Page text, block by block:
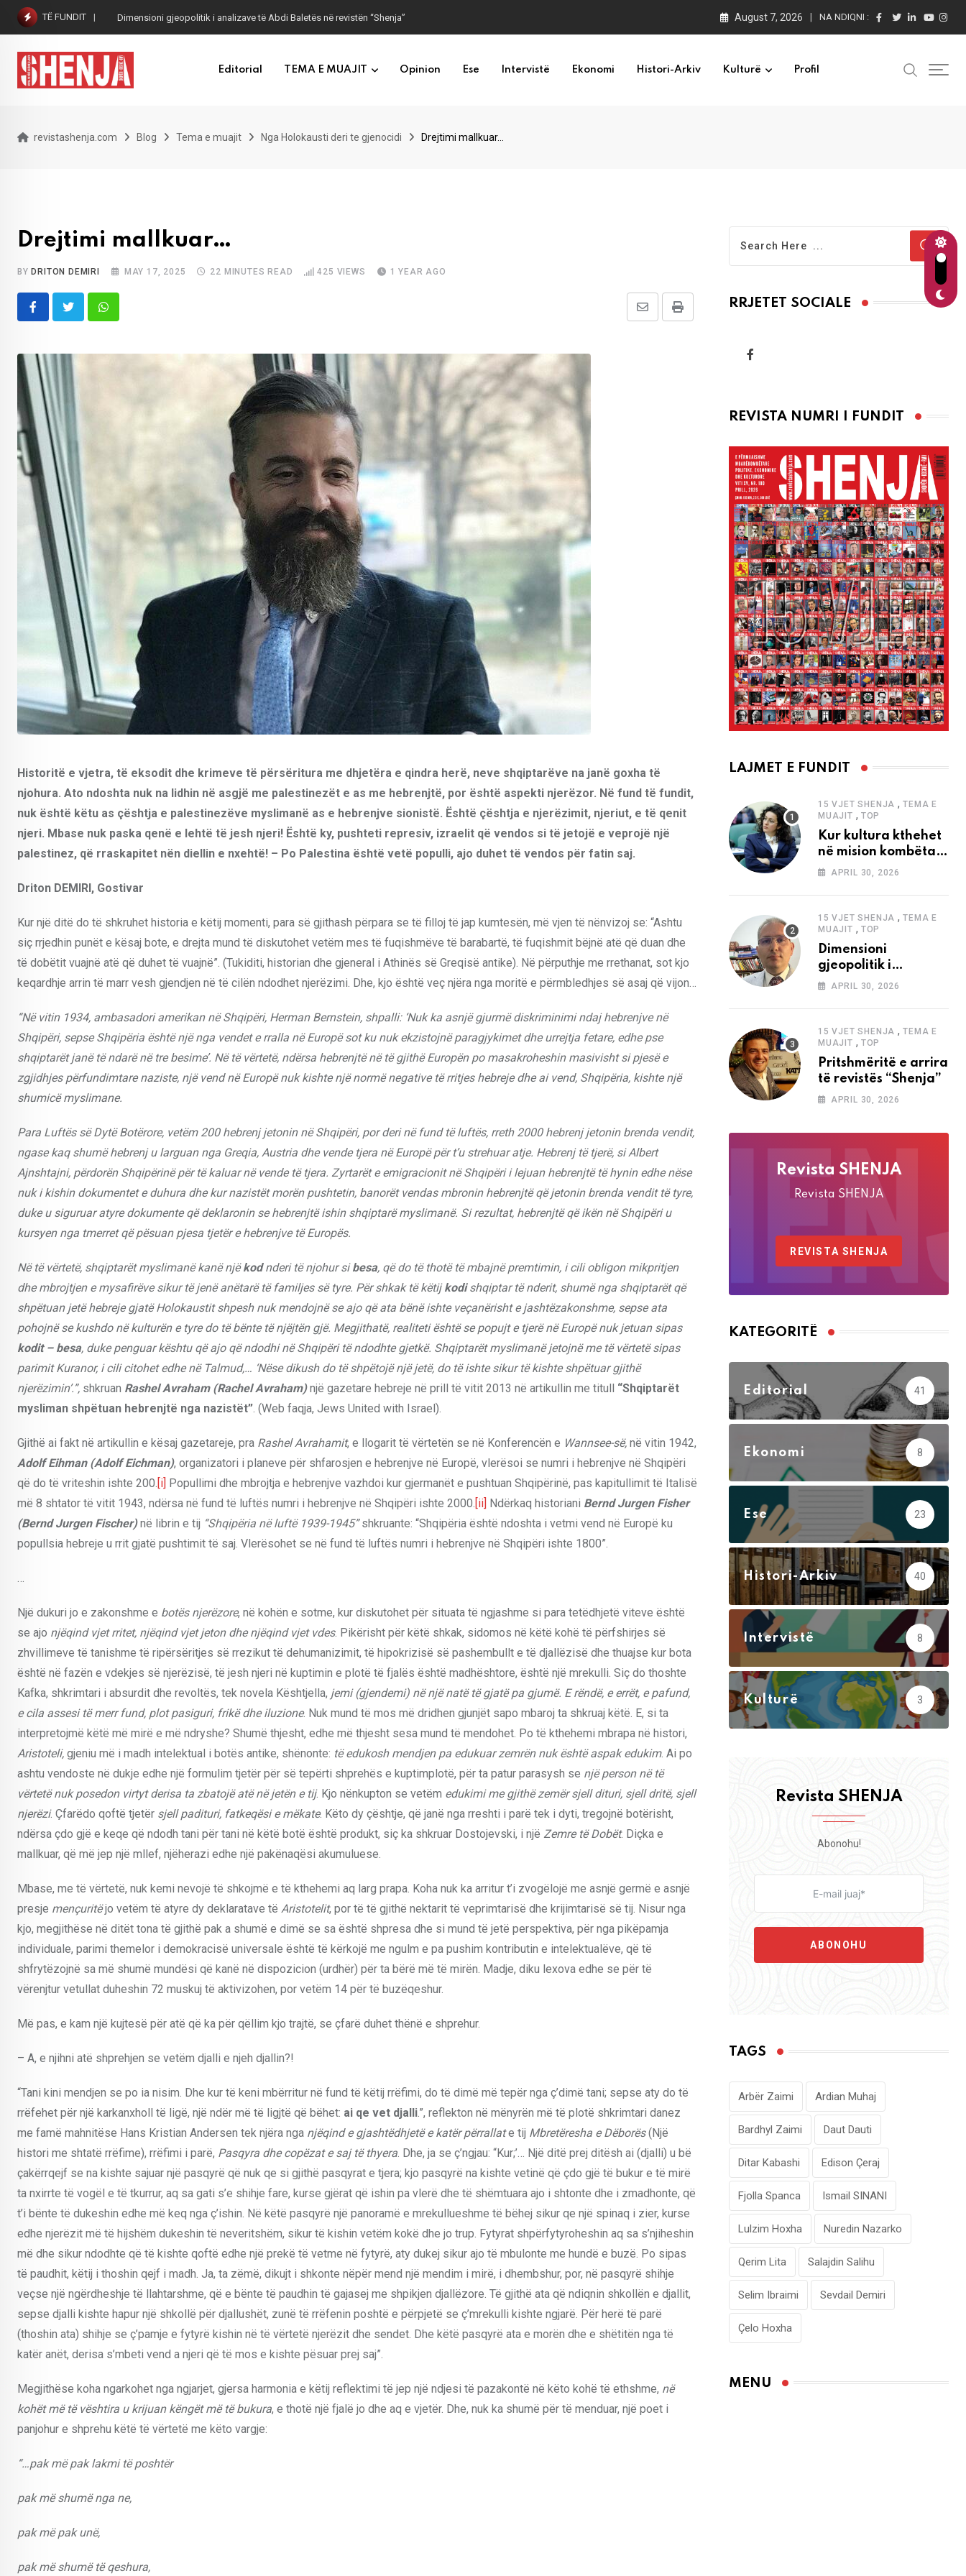
Skip
content
TË FUNDIT Dimensioni gjeopolitik i analizave të Abdi Baletës në revistën “Shenja” August 7, 2026 NA NDIQNI :
Editorial TEMA E MUAJIT Opinion Ese Intervistë Ekonomi Histori-Arkiv Kulturë Profil
revistashenja.com Blog Tema e muajit Nga Holokausti deri te gjenocidi Drejtimi mallkuar…
Drejtimi mallkuar…
BYDRITON DEMIRI MAY 17, 2025 22 MINUTES READ 425 VIEWS 1 YEAR AGO
Whatsapp Print
Share
Historitë e vjetra, të eksodit dhe krimeve të përsëritura me dhjetëra e qindra herë, neve shqiptarëve na janë goxha të
njohura. Ato ndoshta nuk na lidhin në asgjë me palestinezët e as me hebrenjtë, por është aspekti njerëzor. Në fund të fundit,
nuk është këtu as çështja e palestinezëve myslimanë as e hebrenjve sionistë. Është çështja e njerëzimit, njeriut, e të qenit
njeri. Mbase nuk paska qenë e lehtë të jesh njeri! Është ky, pushteti represiv, izraelit që vendos si të jetojë e veprojë një
palestinez, që rraskapitet nën diellin e nxehtë! – Po Palestina është vetë populli, ajo duhet të vendos për fatin saj.
Driton DEMIRI, Gostivar
Kur një ditë do të shkruhet historia e këtij momenti, para së gjithash përpara se të filloj të jap kumtesën, më vjen të nënvizoj se: “Ashtu
siç rrjedhin punët e kësaj bote, e drejta mund të diskutohet vetëm mes të fuqishmëve të barabartë, të fuqishmit bëjnë atë që duan dhe
të dobëtit vuajnë atë që duhet të vuajnë”. (Tukiditi, historian dhe gjeneral i Athinës së Greqisë antike). Në përputhje me rrethanat, sot kjo
keqardhje arrin të marr vesh gjendjen në të cilën ndodhet njerëzimi. Dhe, kjo është veç njëra nga moritë e përmbledhjes së asaj që vijon…
“Në vitin 1934, ambasadori amerikan në Shqipëri, Herman Bernstein, shpalli: ‘Nuk ka asnjë gjurmë diskriminimi ndaj hebrenjve në
Shqipëri, sepse Shqipëria është një nga vendet e rralla në Europë sot ku nuk ekzistojnë paragjykimet dhe urrejtja fetare, edhe pse
shqiptarët janë të ndarë në tre besime’. Në të vërtetë, ndërsa hebrenjtë në të gjithë Europën po masakroheshin masivisht si pjesë e
zgjidhjes përfundimtare naziste, një vend në Europë nuk kishte një normë negative të rritjes hebreje dhe ai vend, Shqipëria, kishte një
shumicë myslimane.
Para Luftës së Dytë Botërore, vetëm 200 hebrenj jetonin në Shqipëri, por deri në fund të luftës, rreth 2000 hebrenj jetonin brenda vendit,
ngase kaq shumë hebrenj u larguan nga Greqia, Austria dhe vende tjera në Europë për t’u strehuar atje. Hebrenj të tjerë, si Albert
Ajnshtajni, përdorën Shqipërinë për të kaluar në vende të tjera. Zyrtarët e emigracionit në Shqipëri i lejuan hebrenjtë të hynin edhe nëse
nuk i kishin dokumentet e duhura dhe kur nazistët morën pushtetin, banorët vendas mbronin hebrenjtë që jetonin brenda vendit të tyre,
duke u siguruar atyre dokumente që deklaronin se hebrenjtë ishin shqiptarë myslimanë. Si rezultat, hebrenjtë që ikën në Shqipëri u
kursyen nga tmerret që pësuan pjesa tjetër e hebrenjve të Europës.
Në të vërtetë, shqiptarët myslimanë kanë njëkodnderi të njohur sibesa, që do të thotë të mbajnë premtimin, i cili obligon mikpritjen
dhe mbrojtjen e mysafirëve sikur të jenë anëtarë të familjes së tyre. Për shkak të këtijkodishqiptar të nderit, shumë nga shqiptarët që
shpëtuan jetë hebreje gjatë Holokaustit shpesh nuk mendojnë se ajo që ata bënë ishte veçanërisht e jashtëzakonshme, sepse ata
pohojnë se kushdo në kulturën e tyre do të bënte të njëjtën gjë. Megjithatë, realiteti është se popujt e tjerë në Europë nuk jetuan sipas
kodit – besa, duke penguar kështu që ajo që ndodhi në Shqipëri të ndodhte gjetkë. Shqiptarët myslimanë jetojnë me të vërtetë sipas
parimit Kuranor, i cili citohet edhe në Talmud,… ‘Nëse dikush do të shpëtojë një jetë, do të ishte sikur të kishte shpëtuar gjithë
njerëzimin’.”, shkruan Rashel Avraham (Rachel Avraham)një gazetare hebreje në prill të vitit 2013 në artikullin me titull “Shqiptarët
mysliman shpëtuan hebrenjtë nga nazistët” . (Web faqja, Jews United with Israel).
Gjithë ai fakt në artikullin e kësaj gazetareje, pra Rashel Avrahamit, e llogarit të vërtetën se në Konferencën e Wannsee-së, në vitin 1942,
Adolf Eihman (Adolf Eichman), organizatori i planeve për shfarosjen e hebrenjve në Europë, vlerësoi se numri i hebrenjve në Shqipëri
që do të vriteshin ishte 200. [i] Popullimi dhe mbrojtja e hebrenjve vazhdoi kur gjermanët e pushtuan Shqipërinë, pas kapitullimit të Italisë
më 8 shtator të vitit 1943, ndërsa në fund të luftës numri i hebrenjve në Shqipëri ishte 2000. [ii] Ndërkaq historiani Bernd Jurgen Fisher
(Bernd Jurgen Fischer)në librin e tij “Shqipëria në luftë 1939-1945”shkruante: “Shqipëria është ndoshta i vetmi vend në Europë ku
popullsia hebreje u rrit gjatë pushtimit të saj. Vlerësohet se në fund të luftës numri i hebrenjve në Shqipëri ishte 1800”.
Një dukuri jo e zakonshme e botës njerëzore, në kohën e sotme, kur diskutohet për situata të ngjashme si para tetëdhjetë viteve është
se ajo njëqind vjet rritet, njëqind vjet jeton dhe njëqind vjet vdes. Pikërisht për këtë shkak, sidomos në këtë kohë të përfshirjes së
zhvillimeve të tanishme të ripërsëritjes së rrezikut të dehumanizimit, të hipokrizisë së pashembullt e të djallëzisë dhe thuajse kur bota
është në fazën e vdekjes së njerëzisë, të jesh njeri në kuptimin e plotë të fjalës është madhështore, është një mrekulli. Siç do thoshte
Kafka, shkrimtari i absurdit dhe revoltës, tek novela Kështjella, jemi (gjendemi) në një natë të gjatë pa gjumë. E rëndë, e errët, e pafund,
e cila assesi të merr fund, plot pasiguri, frikë dhe iluzione. Nuk mund të mos më dridhen gjunjët sapo mbaroj ta shkruaj këtë. E, si ta
interpretojmë këtë më mirë e më ndryshe? Shumë thjesht, edhe më thjesht sesa mund të mendohet. Po të kthehemi mbrapa në histori,
Aristoteli, gjeniu më i madh intelektual i botës antike, shënonte: të edukosh mendjen pa edukuar zemrën nuk është aspak edukim. Ai po
ashtu vendoste në dukje edhe një formulim tjetër për së tepërti shprehës e kuptimplotë, për ta patur parasysh se një person në të
vërtetë nuk posedon virtyt derisa ta zbatojë atë në jetën e tij. Kjo nënkupton se vetëm edukimi me gjithë zemër sjell dituri, sjell dritë, sjell
njerëzi. Çfarëdo qoftë tjetër sjell padituri, fatkeqësi e mëkate. Këto dy çështje, që janë nga rreshti i parë tek i dyti, tregojnë botërisht,
ndërsa çdo gjë e keqe që ndodh tani për tani në këtë botë është produkt, siç ka shkruar Dostojevski, i një Zemre të Dobët. Diçka e
mallkuar, që më jep një mllef, njëherazi edhe një pakënaqësi akumuluese.
Mbase, me të vërtetë, nuk kemi nevojë të shkojmë e të kthehemi aq larg prapa. Koha nuk ka arritur t’i zvogëlojë me asnjë germë e asnjë
presje mençuritëjo vetëm të atyre dy deklaratave të Aristotelit, por të të gjithë nektarit të veprimtarisë dhe krijimtarisë së tij. Nisur nga
kjo, megjithëse në ditët tona të gjithë pak a shumë e dimë se sa është shpresa dhe si mund të jetë perspektiva, për nga pikëpamja
individuale, parimi themelor i demokracisë universale është të kërkojë me ngulm e pa pushim kontributin e intelektualëve, që të
shfrytëzojnë sa më shumë mundësi që kanë në dispozicion (urdhër) për ta bërë më të mirën. Madje, diku lexova edhe se për të
vërenjtur vetullat duheshin 72 muskuj të aktivizohen, por vetëm 14 për të buzëqeshur.
Më pas, e kam një kujtesë për atë që ka për qëllim kjo trajtë, se çfarë duhet thënë e shprehur.
– A, e njihni atë shprehjen se vetëm djalli e njeh djallin?!
“Tani kini mendjen se po ia nisim. Dhe kur të keni mbërritur në fund të këtij rrëfimi, do të dimë më tepër nga ç’dimë tani; sepse aty do të
rrëfehet për një karkanxholl të ligë, një ndër më të ligjtë që bëhet: ai qe vet djalli.”, reflekton në mënyrën më të plotë shkrimtari danez
me famë mahnitëse Hans Kristian Andersen tek njëra nga njëqind e gjashtëdhjetë e katër përrallate tij Mbretëresha e Dëborës(Një
histori me shtatë rrëfime), rrëfimi i parë, Pasqyra dhe copëzat e saj të thyera . Dhe, ja se ç’ngjau: “Kur;’… Një ditë prej ditësh ai (djalli) u bë
çakërrqejf se na kishte sajuar një pasqyrë që nuk qe si gjithë pasqyrat e tjera; kjo pasqyrë na kishte vetinë që çdo gjë të bukur e të mirë
ta nxirrte të vogël e të tkurrur, aq sa gati s’e shihje fare, kurse gjërat që ishin pa vlerë dhe të shëmtuara ajo i shtonte dhe i zmadhonte, që
t’i bënte të dukeshin edhe më keq nga ç’ishin. Në këtë pasqyrë një panoramë e mrekullueshme të bëhej sikur qe një spinaq i zier, kurse
edhe njerëzit më të hijshëm dukeshin të neveritshëm, sikur të kishin vetëm kokë dhe jo trup. Fytyrat shpërfytyroheshin aq sa s’njiheshin
më dhe sikur ndodhte që të kishte qoftë edhe një prekë të vetme në fytyrë, aty dukej sikur ajo të mbulonte me hundë e buzë. Po sipas
të paudhit, këtij i thoshin qejf i madh. Ja, ta zëmë, dikujt i shkonte nëpër mend një mendim i mirë, i dhembshur, por, në pasqyrë shihje
veçse një ngërdheshje të llahtarshme, që e bënte të paudhin të gajasej me shpikjen djallëzore. Të gjithë ata që ndiqnin shkollën e djallit,
sepse djalli kishte hapur një shkollë për djallushët, zunë të rrëfenin poshtë e përpjetë se ç’mrekulli kishte ngjarë. Për herë të parë
(thoshin ata) shihje se ç’pamje e fytyrë kishin në të vërtetë njerëzit dhe sendet. Dhe këtë pasqyrë ata e morën dhe e shëtitën nga të
katër anët, derisa s’mbeti vend a njeri që të mos e kishte pësuar prej saj”.
Megjithëse koha ngarkohet nga ngjarjet, gjersa harmonia e këtij reflektimi të jep një ndjesi të pazakontë në këto kohë të ethshme, në
kohët më të vështira u krijuan këngët më të bukura, e thotë një fjalë jo dhe aq e vjetër. Dhe, nuk ka shumë për të menduar, një poet i
panjohur e shprehu këtë të vërtetë me këto vargje:
“…pak më pak lakmi të poshtër
pak më shumë nga ne,
pak më pak unë,
pak më shumë të qeshura,
RRJETET SOCIALE
REVISTA NUMRI I FUNDIT
LAJMET E FUNDIT
15 VJET SHENJA ,TEMA E
MUAJIT , TOP
Kur kultura kthehet
në mision kombëtar
edhe në
APRIL 30, 2026
15 VJET SHENJA ,TEMA E
MUAJIT , TOP
Dimensioni
gjeopolitik i
analizave të Abdi
“Shenja”
APRIL 30, 2026
15 VJET SHENJA ,TEMA E
MUAJIT , TOP
Pritshmëritë e arrira
të revistës “Shenja”
APRIL 30, 2026
Revista SHENJA
Revista SHENJA
REVISTA SHENJA
KATEGORITË
Editorial 41
Ekonomi 8
Ese 23
Histori-Arkiv 40
Intervistë 8
Kulturë 3
Revista SHENJA
Abonohu!
ABONOHU
TAGS
Arbër Zaimi Ardian Muhaj
Bardhyl Zaimi Daut Dauti
Ditar Kabashi Edison Çeraj
Fjolla Spanca Ismail SINANI
Lulzim Hoxha Nuredin Nazarko
Qerim Lita Salajdin Salihu
Selim Ibraimi Sevdail Demiri
Çelo Hoxha
MENU